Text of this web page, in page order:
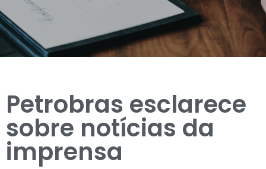
Petrobras esclarece
sobre notícias da
imprensa